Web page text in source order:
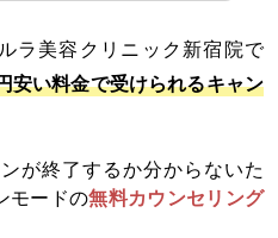
ラ美容クリニック新宿院で
安い料金で受けられるキャン
が終了するか分からないた
モードの無料カウンセリング